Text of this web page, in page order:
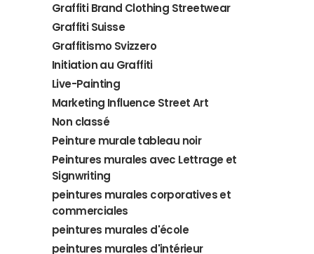
Graffiti Brand Clothing Streetwear
Graffiti Suisse
Graffitismo Svizzero
Initiation au Graffiti
Live-Painting
Marketing Influence Street Art
Non classé
Peinture murale tableau noir
Peintures murales avec Lettrage et
Signwriting
peintures murales corporatives et
commerciales
peintures murales d'école
peintures murales d'intérieur